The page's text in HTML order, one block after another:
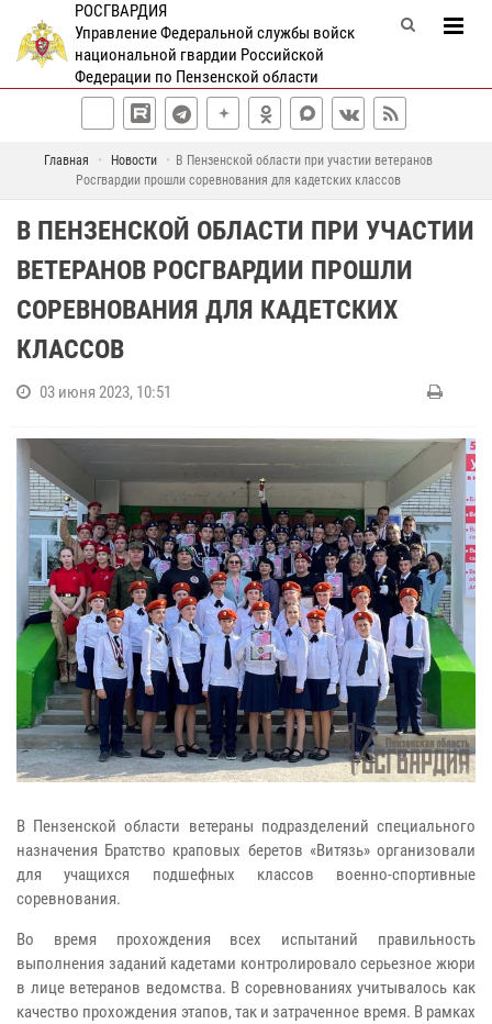
РОСГВАРДИЯ
Управление Федеральной службы войск
национальной гвардии Российской
Федерации по Пензенской области
Главная Новости
В Пензенской области при участии ветеранов
Росгвардии прошли соревнования для кадетских классов
В ПЕНЗЕНСКОЙ ОБЛАСТИ ПРИ УЧАСТИИ
ВЕТЕРАНОВ РОСГВАРДИИ ПРОШЛИ
СОРЕВНОВАНИЯ ДЛЯ КАДЕТСКИХ
КЛАССОВ
03 июня 2023, 10:51
В Пензенской области ветераны подразделений специального
назначения Братство краповых беретов «Витязь» организовали
для учащихся подшефных классов военно-спортивные
соревнования.
Во время прохождения всех испытаний правильность
выполнения заданий кадетами контролировало серьезное жюри
в лице ветеранов ведомства. В соревнованиях учитывалось как
качество прохождения этапов, так и затраченное время. В рамках